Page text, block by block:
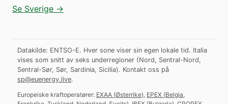
Se Sverige →
Datakilde: ENTSO-E. Hver sone viser sin egen lokale tid. Italia
vises som snitt av seks underregioner (Nord, Sentral-Nord,
Sentral-Sør, Sør, Sardinia, Sicilia). Kontakt oss på
sp@euenergy.live.
Europeiske kraftoperatører: EXAA (Østerrike) EPEX (Belgia,